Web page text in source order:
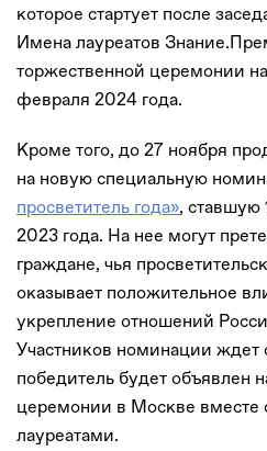
которое стартует после
Имена лауреатов
торжественной церемонии
февраля 2024 года.
Кроме того, до 27 ноября
на новую специальную
просветитель года», ставшую
2023 года. На нее могут
граждане, чья
оказывает положительное
укрепление отношений
Участников номинации ждет
победитель будет объявлен
церемонии в Москве вместе
лауреатами.